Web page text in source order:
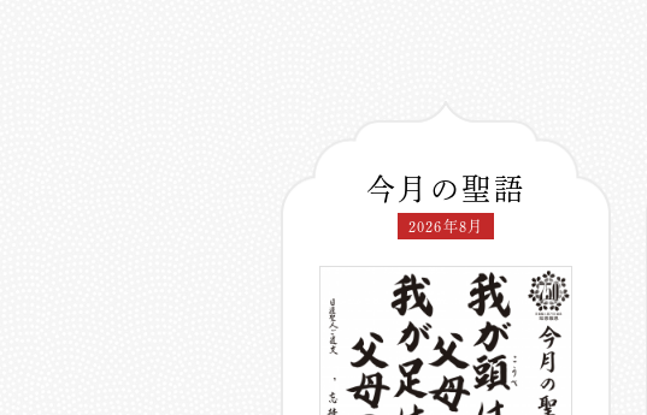
今月の聖語
2026年8月